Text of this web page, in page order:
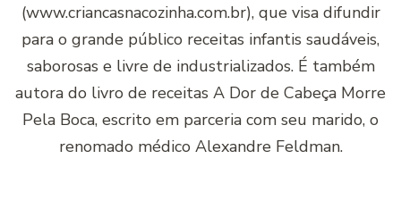
(www.criancasnacozinha.com.br), que visa difundir
para o grande público receitas infantis saudáveis,
saborosas e livre de industrializados. É também
autora do livro de receitas A Dor de Cabeça Morre
Pela Boca, escrito em parceria com seu marido, o
renomado médico Alexandre Feldman.